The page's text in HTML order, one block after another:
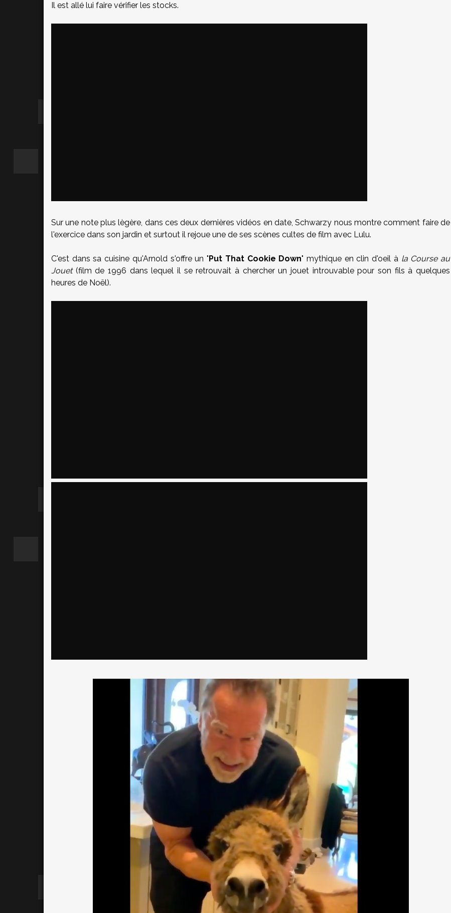
Il est allé lui faire vérifier les stocks.
Sur une note plus lègère, dans ces deux dernières vidéos en date, Schwarzy nous montre comment faire de
l'exercice dans son jardin et surtout il rejoue une de ses scènes cultes de film avec Lulu.
C'est dans sa cuisine qu'Arnold s'offre un "Put That Cookie Down" mythique en clin d'oeil à la Course au
Jouet(film de 1996 dans lequel il se retrouvait à chercher un jouet introuvable pour son fils à quelques
heures de Noël).